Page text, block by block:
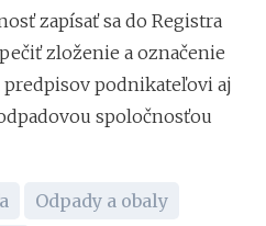
zapísať sa do Registra
zloženie a označenie
podnikateľovi aj
spoločnosťou
Odpady a obaly